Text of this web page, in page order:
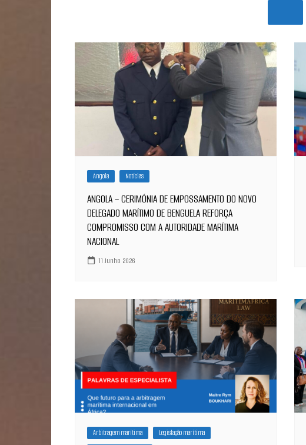
Angola Notícias
ANGOLA – CERIMÓNIA DE EMPOSSAMENTO DO NOVO
DELEGADO MARÍTIMO DE BENGUELA REFORÇA
COMPROMISSO COM A AUTORIDADE MARÍTIMA
NACIONAL
11 Junho 2026
Arbitragem marítima
Legislação marítima